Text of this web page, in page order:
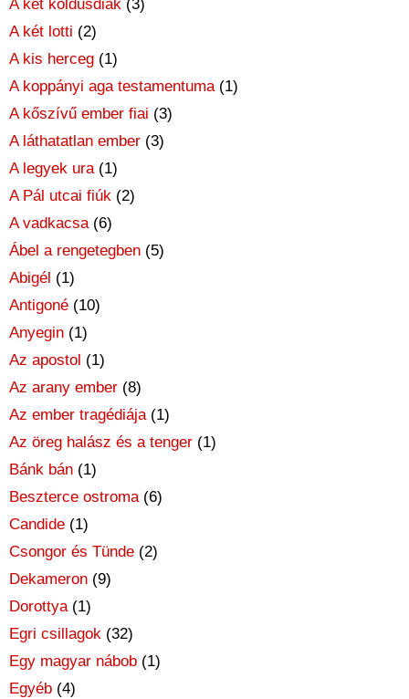
A két koldusdiák (3)
A két lotti (2)
A kis herceg (1)
A koppányi aga testamentuma(1)
A kőszívű ember fiai (3)
A láthatatlan ember (3)
A legyek ura(1)
A Pál utcai fiúk (2)
A vadkacsa(6)
Ábel a rengetegben (5)
Abigél (1)
Antigoné (10)
Anyegin (1)
Az apostol (1)
Az arany ember (8)
Az ember tragédiája(1)
Az öreg halász és a tenger (1)
Bánk bán (1)
Beszterce ostroma(6)
Candide (1)
Csongor és Tünde (2)
Dekameron (9)
Dorottya(1)
Egri csillagok (32)
Egy magyar nábob (1)
Egyéb (4)